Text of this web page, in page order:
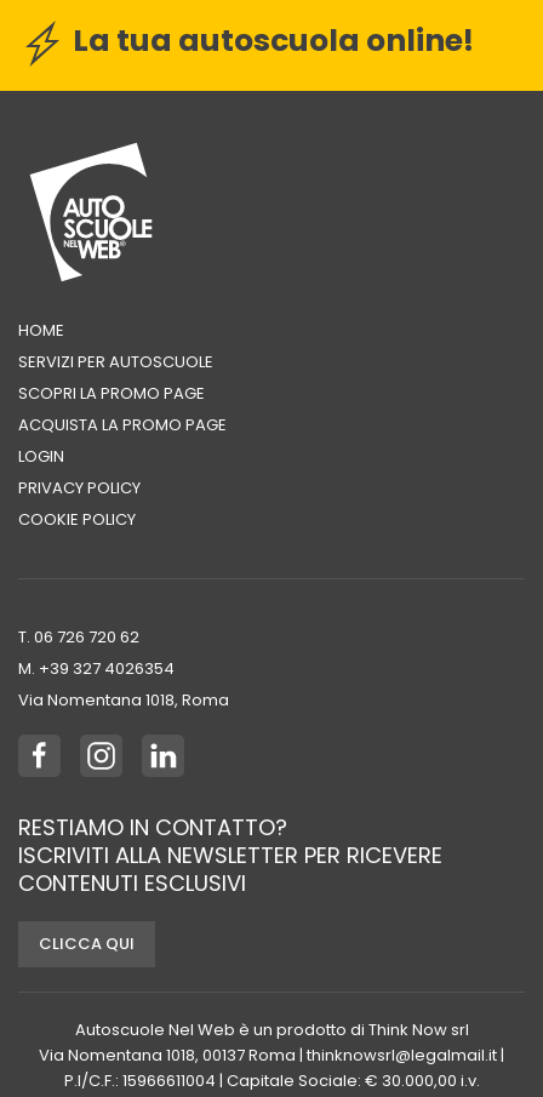
La tua autoscuola online!
HOME
SERVIZI PER AUTOSCUOLE
SCOPRI LA PROMO PAGE
ACQUISTA LA PROMO PAGE
LOGIN
PRIVACY POLICY
COOKIE POLICY
T. 06 726 720 62
M. +39 ‭327 4026354‬
Via Nomentana 1018, Roma
RESTIAMO IN CONTATTO?
ISCRIVITI ALLA NEWSLETTER PER RICEVERE
CONTENUTI ESCLUSIVI
CLICCA QUI
Autoscuole Nel Web è un prodotto di Think Now srl
Via Nomentana 1018, 00137 Roma | thinknowsrl@legalmail.it |
P.I/C.F.: 15966611004 | Capitale Sociale: € 30.000,00 i.v.